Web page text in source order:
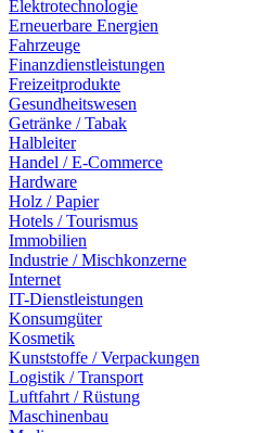
Elektrotechnologie
Erneuerbare Energien
Fahrzeuge
Finanzdienstleistungen
Freizeitprodukte
Gesundheitswesen
Getränke / Tabak
Halbleiter
Handel / E-Commerce
Hardware
Holz / Papier
Hotels / Tourismus
Immobilien
Industrie / Mischkonzerne
Internet
IT-Dienstleistungen
Konsumgüter
Kosmetik
Kunststoffe / Verpackungen
Logistik / Transport
Luftfahrt / Rüstung
Maschinenbau